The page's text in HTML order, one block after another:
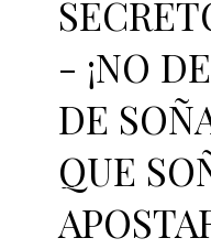
- ¡NO
DE
QUE